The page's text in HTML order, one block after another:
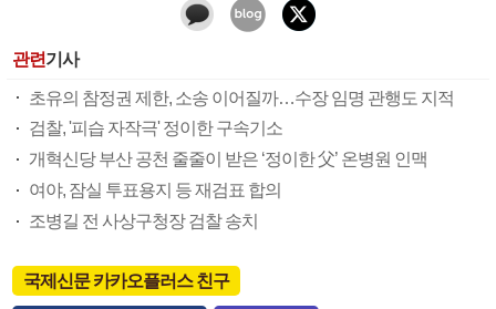
관련기사
초유의 참정권 제한, 소송 이어질까…수장 임명 관행도 지적
검찰, '피습 자작극' 정이한 구속기소
개혁신당 부산 공천 줄줄이 받은 ‘정이한 父’ 온병원 인맥
여야, 잠실 투표용지 등 재검표 합의
조병길 전 사상구청장 검찰 송치
국제신문 카카오플러스 친구